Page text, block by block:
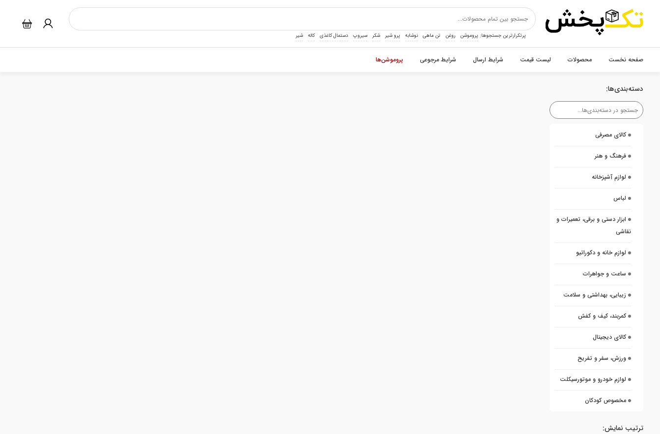
پرتکرارترین جستجوها: پروموشن روغن تن ماهی نوشابه پرو شیر شکر سیروپ دستمال کاغذی کاله شیر
صفحه نخست محصولات لیست قیمت شرایط ارسال شرایط مرجوعی پروموشن‌ها
دسته‌بندی‌ها:
کالای مصرفی
فرهنگ و هنر
لوازم آشپزخانه
لباس
ابزار دستی و برقی، تعمیرات و
نقاشی
لوازم خانه و دکوراتیو
ساعت و جواهرات
زیبایی، بهداشتی و سلامت
کمربند، کیف و کفش
کالای دیجیتال
ورزش، سفر و تفریح
لوازم خودرو و موتورسیکلت
مخصوص کودکان
ترتیب نمایش: